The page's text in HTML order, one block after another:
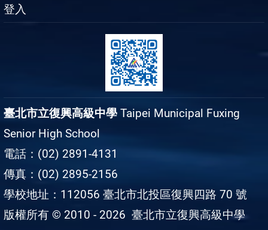
登入
臺北市立復興高級中學 Taipei Municipal Fuxing
Senior High School
電話：(02) 2891-4131
傳真：(02) 2895-2156
學校地址：112056 臺北市北投區復興四路 70 號
版權所有 © 2010 - 2026 臺北市立復興高級中學